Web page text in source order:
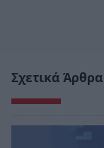
Σχετικά Άρθρα